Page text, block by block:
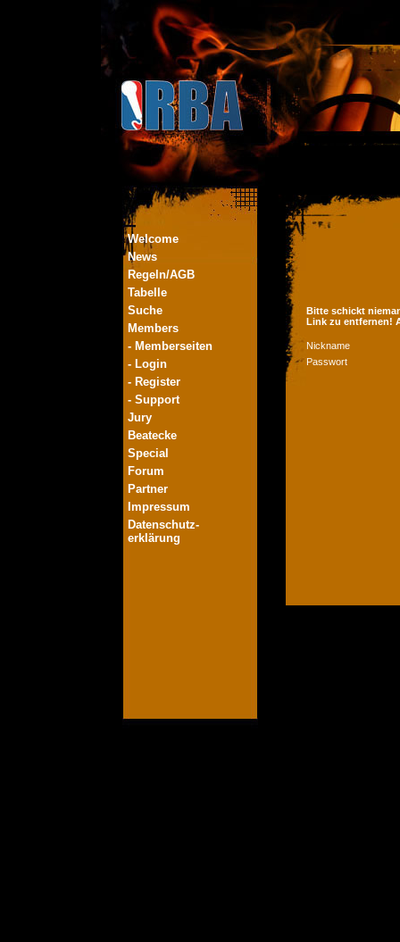
Welcome
News
Regeln/AGB
Tabelle
Suche
Members
- Memberseiten
- Login
- Register
- Support
Jury
Beatecke
Special
Forum
Partner
Impressum
Datenschutz-
erklärung
Bitte schickt
Link zu entfernen!
Nickname
Passwort